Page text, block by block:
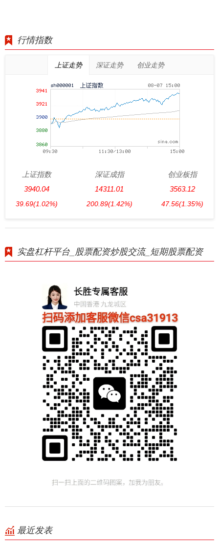
行情指数
上证走势 深证走势 创业走势
上证指数
3940.04
39.69(1.02%)
深证成指
14311.01
200.89(1.42%)
创业板指
3563.12
47.56(1.35%)
实盘杠杆平台_股票配资炒股交流_短期股票配资
最近发表